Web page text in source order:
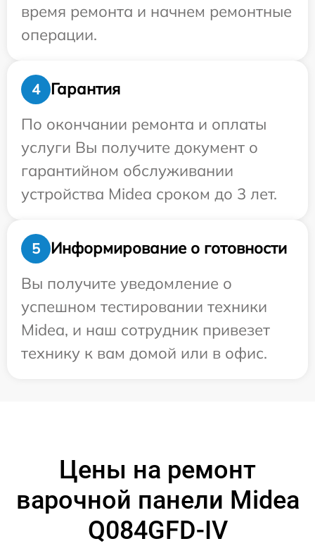
время ремонта и начнем ремонтные
операции.
4
Гарантия
По окончании ремонта и оплаты
услуги Вы получите документ о
гарантийном обслуживании
устройства Midea сроком до 3 лет.
5
Информирование о готовности
Вы получите уведомление о
успешном тестировании техники
Midea, и наш сотрудник привезет
технику к вам домой или в офис.
Цены на ремонт
варочной панели Midea
Q084GFD-IV